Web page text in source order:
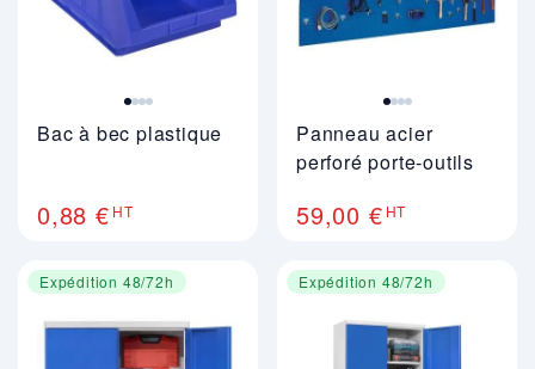
Bac à bec plastique
0,88 € HT
Panneau acier
perforé porte-outils
59,00 € HT
Expédition 48/72h Expédition 48/72h